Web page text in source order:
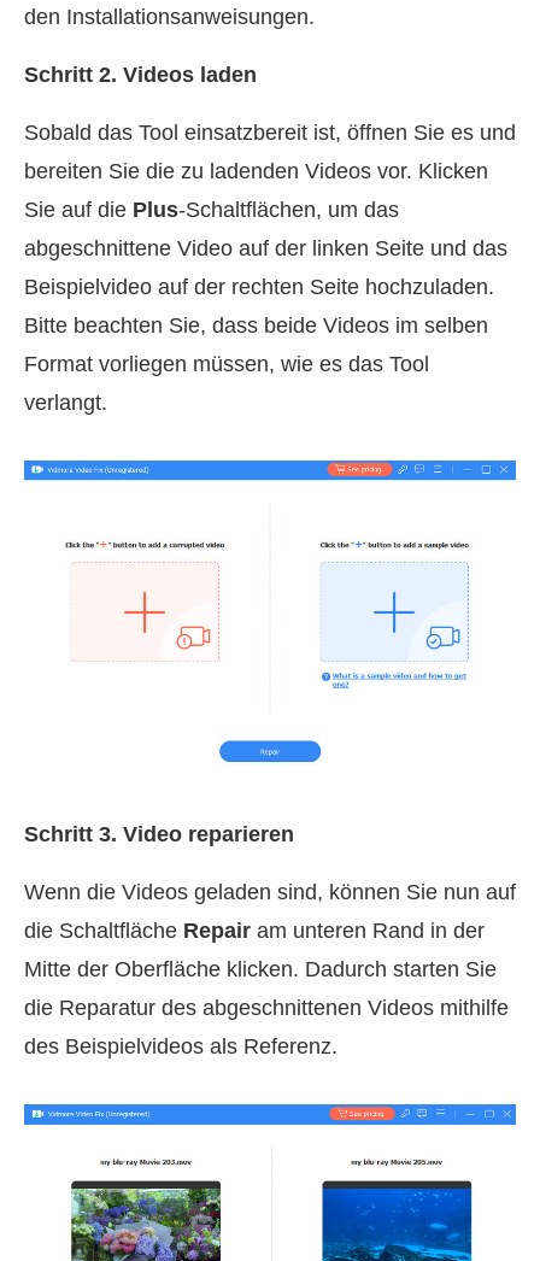
den Installationsanweisungen.
Schritt 2. Videos laden
Sobald das Tool einsatzbereit ist, öffnen Sie es und
bereiten Sie die zu ladenden Videos vor. Klicken
Sie auf die Plus-Schaltflächen, um das
abgeschnittene Video auf der linken Seite und das
Beispielvideo auf der rechten Seite hochzuladen.
Bitte beachten Sie, dass beide Videos im selben
Format vorliegen müssen, wie es das Tool
verlangt.
Schritt 3. Video reparieren
Wenn die Videos geladen sind, können Sie nun auf
die Schaltfläche Repair am unteren Rand in der
Mitte der Oberfläche klicken. Dadurch starten Sie
die Reparatur des abgeschnittenen Videos mithilfe
des Beispielvideos als Referenz.